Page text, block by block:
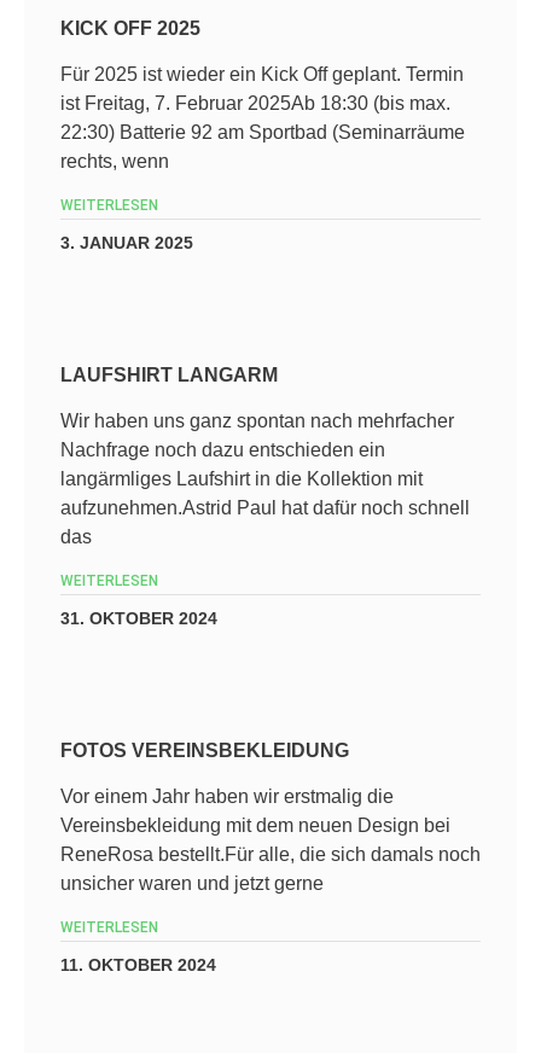
KICK OFF 2025
Für 2025 ist wieder ein Kick Off geplant. Termin
ist Freitag, 7. Februar 2025Ab 18:30 (bis max.
22:30) Batterie 92 am Sportbad (Seminarräume
rechts, wenn
WEITERLESEN
3. JANUAR 2025
LAUFSHIRT LANGARM
Wir haben uns ganz spontan nach mehrfacher
Nachfrage noch dazu entschieden ein
langärmliges Laufshirt in die Kollektion mit
aufzunehmen.Astrid Paul hat dafür noch schnell
das
WEITERLESEN
31. OKTOBER 2024
FOTOS VEREINSBEKLEIDUNG
Vor einem Jahr haben wir erstmalig die
Vereinsbekleidung mit dem neuen Design bei
ReneRosa bestellt.Für alle, die sich damals noch
unsicher waren und jetzt gerne
WEITERLESEN
11. OKTOBER 2024